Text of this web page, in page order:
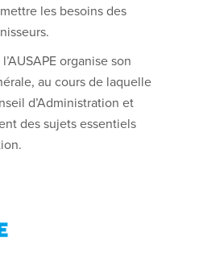
les besoins des
organise son
au cours de laquelle
d’Administration et
des sujets essentiels